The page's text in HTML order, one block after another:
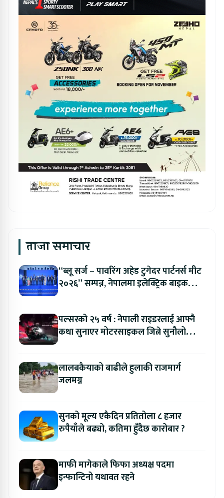
ताजा समाचार
“ब्लू सर्ज – पावरिंग अहेड टुगेदर पार्टनर्स मीट
२०२६” सम्पन्न, नेपालमा इलेक्ट्रिक बाइक
पल्सरको २५ वर्ष : नेपाली राइडरलाई आफ्नै
कथा सुनाएर मोटरसाइकल जित्ने सुनौलो
लालबकैयाको बाढीले हुलाकी राजमार्ग
जलमग्न
सुनको मूल्य एकैदिन प्रतितोला ८ हजार
रुपैयाँले बढ्यो, कतिमा हुँदैछ कारोबार ?
माफी मागेकाले फिफा अध्यक्ष पदमा
इन्फान्टिनो यथावत रहने